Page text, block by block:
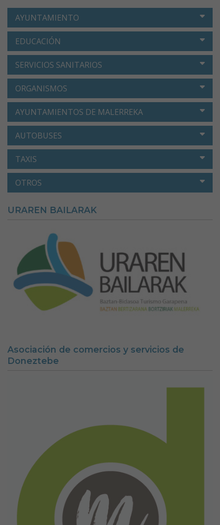
AYUNTAMIENTO
EDUCACIÓN
SERVICIOS SANITARIOS
ORGANISMOS
AYUNTAMIENTOS DE MALERREKA
AUTOBUSES
TAXIS
OTROS
URAREN BAILARAK
Asociación de comercios y servicios de
Doneztebe